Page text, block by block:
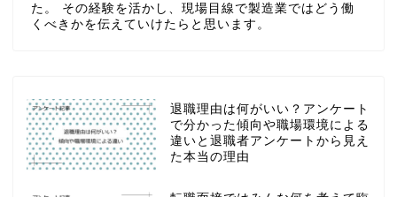
た。 その経験を活かし、現場目線で製造業ではどう働
くべきかを伝えていけたらと思います。
退職理由は何がいい？アンケート
で分かった傾向や職場環境による
違いと退職者アンケートから見え
た本当の理由